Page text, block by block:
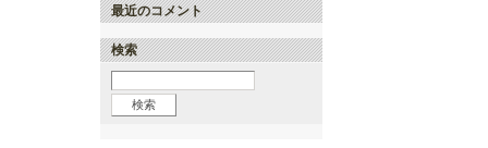
最近のコメント
検索